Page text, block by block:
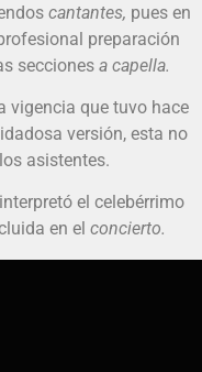
cantantes, pues en
preparación
secciones a capella.
vigencia que tuvo hace
versión, esta no
asistentes.
el celebérrimo
en el concierto.